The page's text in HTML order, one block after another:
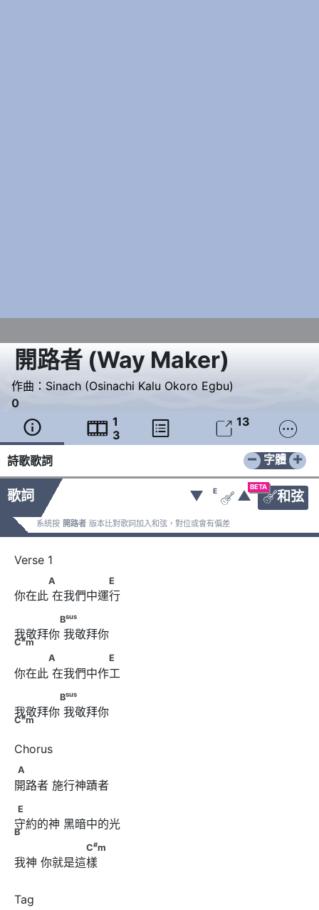
開路者(Way Maker)
作曲： Sinach (Osinachi Kalu Okoro Egbu)
0
  1
3
  13 
詩歌歌詞 − +
字體
歌詞
BETA
和弦
▼ E
 ▲
系統按 開路者 版本比對歌詞加入和弦，對位或會有偏差
A      　　　　　E
A E
你在此 在我們中運⾏
Bsus
Bsus
C#m
我敬拜你 我敬拜你
A      　　　　　E
A E
你在此 在我們中作⼯
Bsus
Bsus
C#m
我敬拜你 我敬拜你
A
A
開路者 施行神蹟者
E　　　　      　　　　　 B
E
B
守約的神 黑暗中的光
C
C#m
我神 你就是這樣